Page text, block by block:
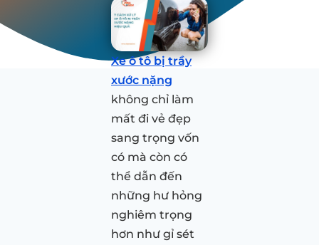
Xe ô tô bị trầy
xước nặng
không chỉ làm
mất đi vẻ đẹp
sang trọng vốn
có mà còn có
thể dẫn đến
những hư hỏng
nghiêm trọng
hơn như gỉ sét